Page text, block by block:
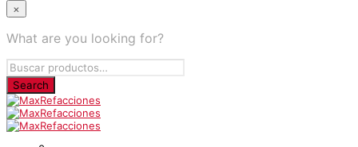
×
What are you looking for?